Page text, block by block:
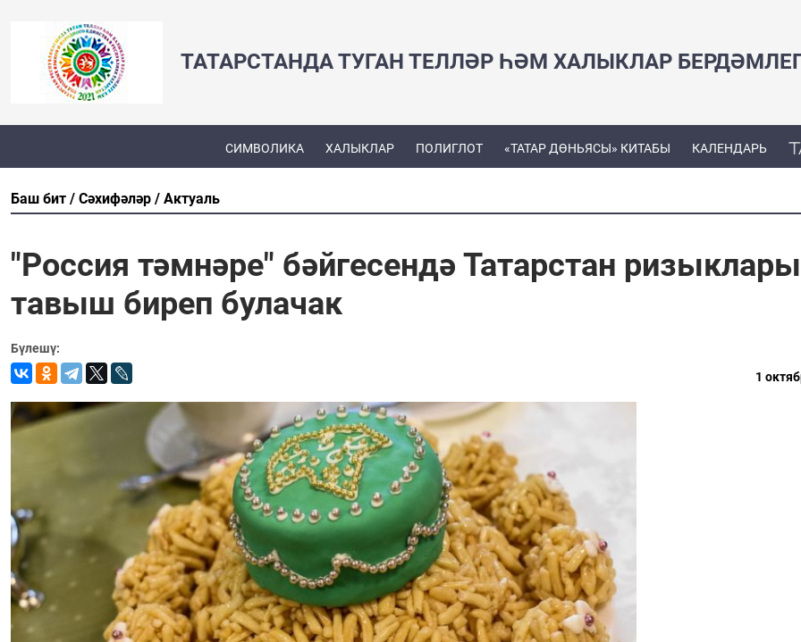
ТАТАРСТАНДА ТУГАН ТЕЛЛӘР ҺӘМ ХАЛЫКЛАР
СИМВОЛИКА ХАЛЫКЛАР ПОЛИГЛОТ «ТАТАР ДӨНЬЯСЫ» КИТАБЫ КАЛЕНДАРЬ
Баш бит Сәхифәләр Актуаль
"Россия тәмнәре" бәйгесендә Татарстан
тавыш биреп булачак
Бүлешү:
1